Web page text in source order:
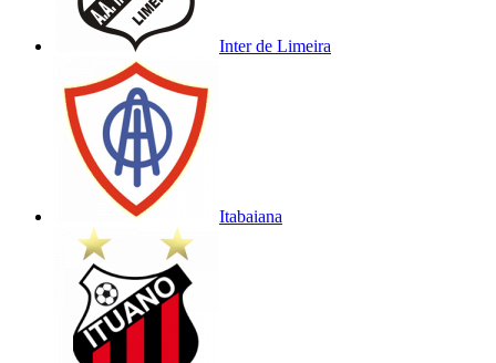
Inter de Limeira
Itabaiana